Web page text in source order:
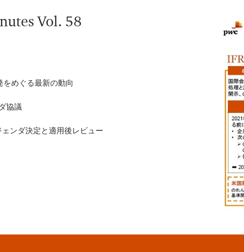
Vol. 58
をめぐる最新の動向
協議
ンダ決定と適用後レビュー